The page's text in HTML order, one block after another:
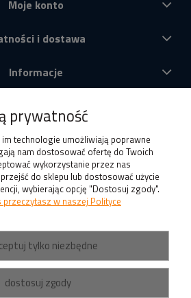
Moje konto
i dostawa
Informacje
Produkty
prywatność
technologie umożliwiają poprawne
nam dostosować ofertę do Twoich
wykorzystanie przez nas
do sklepu lub dostosować użycie
wybierając opcję "Dostosuj zgody".
w naszej Polityce
tylko niezbędne
dostosuj zgody